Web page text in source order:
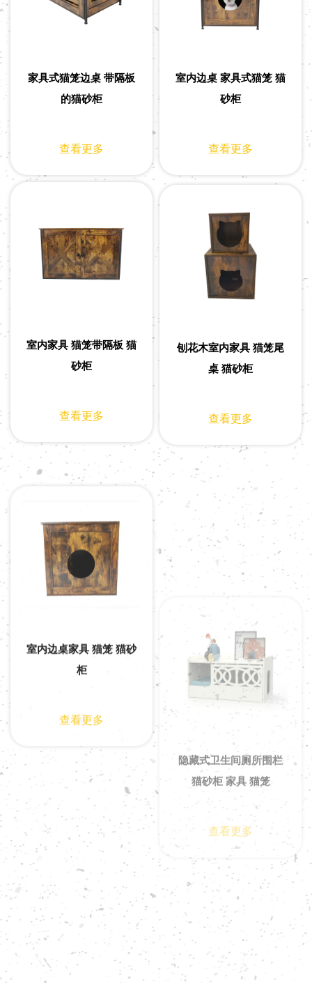
家具式猫笼边桌 带隔板
的猫砂柜
查看更多
室内边桌 家具式猫笼 猫
砂柜
查看更多
室内家具 猫笼带隔板 猫
砂柜
查看更多
刨花木室内家具 猫笼尾
桌 猫砂柜
查看更多
隐藏式卫生间厕所围栏
猫砂柜 家具 猫笼
查看更多
木质隐藏式厕所家具 猫
笼配猫砂柜
查看更多
家具 猫厕所 大型隐藏式
猫砂柜 家具猫笼